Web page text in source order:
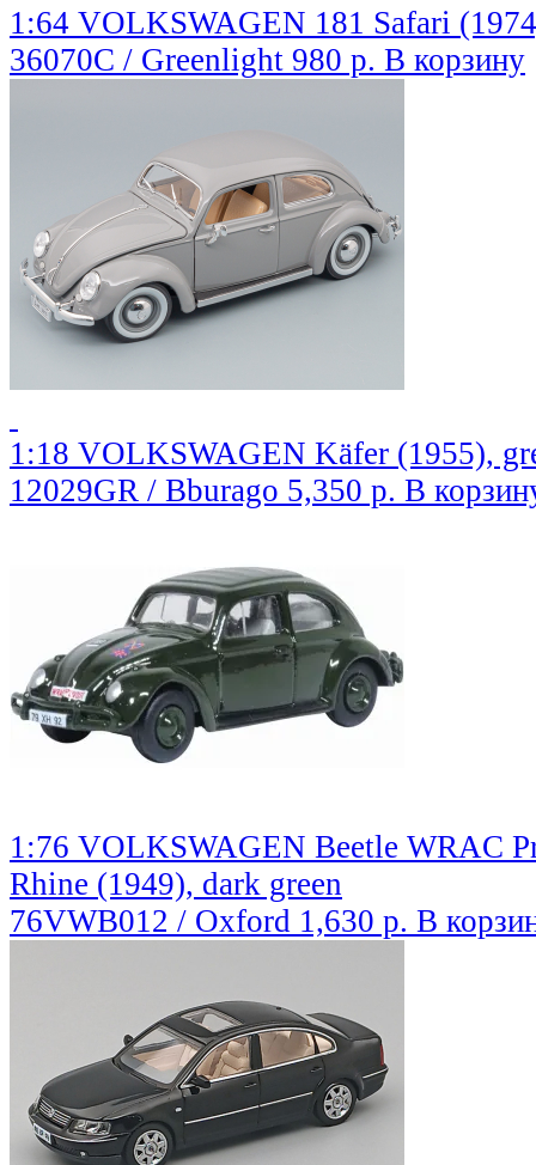
1:64 VOLKSWAGEN 181 Safari
36070C / Greenlight 980 р. В корзину
1:18 VOLKSWAGEN Käfer (1955),
12029GR / Bburago 5,350 р. В
1:76 VOLKSWAGEN Beetle WRAC
Rhine (1949), dark green
76VWB012 / Oxford 1,630 р. В